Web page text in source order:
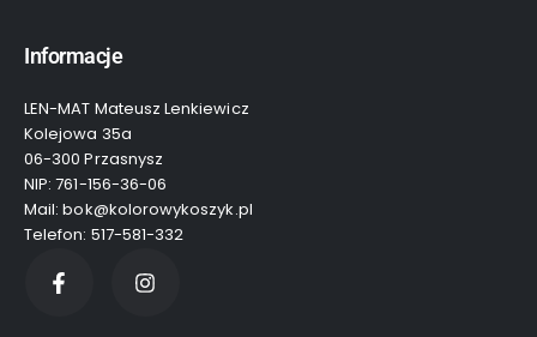
Informacje
LEN-MAT Mateusz Lenkiewicz
Kolejowa 35a
06-300 Przasnysz
NIP: 761-156-36-06
Mail: bok@kolorowykoszyk.pl
Telefon: 517-581-332